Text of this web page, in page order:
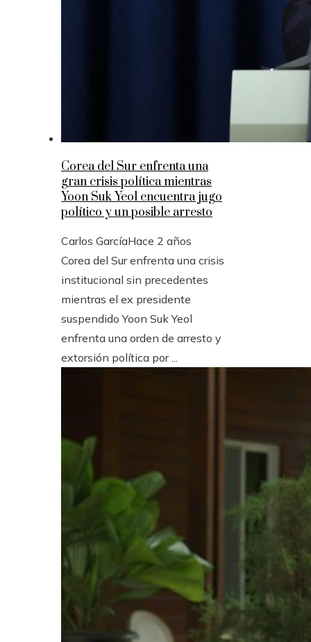
Corea del Sur enfrenta una
gran crisis política mientras
Yoon Suk Yeol encuentra jugo
político y un posible arresto
Carlos GarcíaHace 2 años
Corea del Sur enfrenta una crisis
institucional sin precedentes
mientras el ex presidente
suspendido Yoon Suk Yeol
enfrenta una orden de arresto y
extorsión política por ...